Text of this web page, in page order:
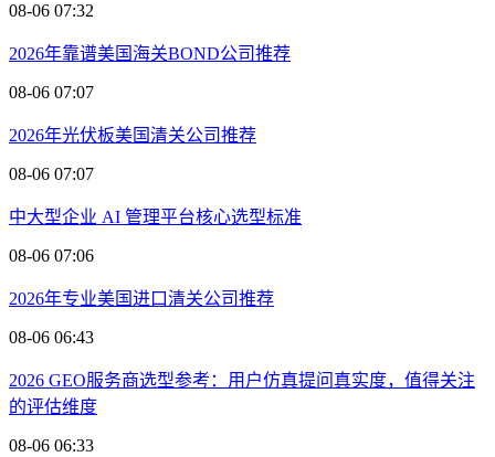
08-06 07:32
2026年靠谱美国海关BOND公司推荐
08-06 07:07
2026年光伏板美国清关公司推荐
08-06 07:07
中大型企业 AI 管理平台核心选型标准
08-06 07:06
2026年专业美国进口清关公司推荐
08-06 06:43
2026 GEO服务商选型参考：用户仿真提问真实度，值得关注
的评估维度
08-06 06:33